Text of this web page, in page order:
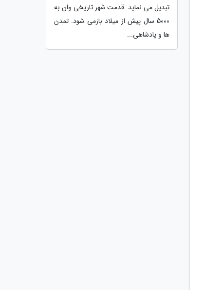
تبدیل می نماید. قدمت شهر تاریخی وان به
5000 سال پیش از میلاد بازمی شود. تمدن
ها و پادشاهی...